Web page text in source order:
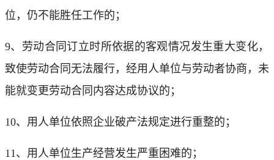
位，仍不能胜任工作的；
9、劳动合同订立时所依据的客观情况发生重大变化，
致使劳动合同无法履行，经用人单位与劳动者协商，未
能就变更劳动合同内容达成协议的；
10、用人单位依照企业破产法规定进行重整的；
11、用人单位生产经营发生严重困难的；